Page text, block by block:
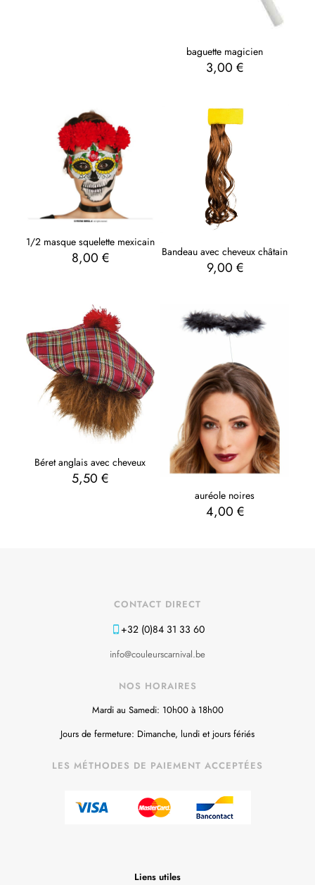
baguette magicien
3,00 €
1/2 masque squelette mexicain
8,00 € Bandeau avec cheveux châtain
9,00 €
Béret anglais avec cheveux
5,50€
auréole noires
4,00 €
CONTACT DIRECT
+32 (0)84 31 33 60
info@couleurscarnival.be
NOS HORAIRES
Mardi au Samedi: 10h00 à 18h00
Jours de fermeture: Dimanche, lundi et jours fériés
LES MÉTHODES DE PAIEMENT ACCEPTÉES
Liens utiles